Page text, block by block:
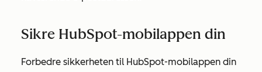
Sikre HubSpot-mobilappen din
Forbedre sikkerheten til HubSpot-mobilappen din